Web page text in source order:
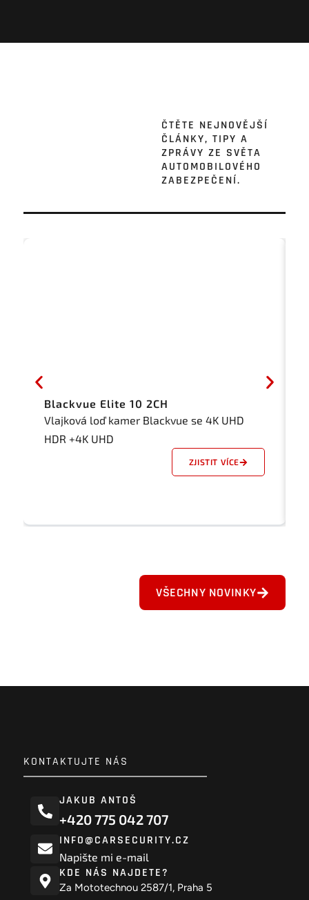
ČTĚTE NEJNOVĚJŠÍ
ČLÁNKY, TIPY A
ZPRÁVY ZE SVĚTA
AUTOMOBILOVÉHO
ZABEZPEČENÍ.
Blackvue Elite 10 2CH
Vlajková loď kamer Blackvue se 4K UHD
HDR +4K UHD
ZJISTIT VÍCE
VŠECHNY NOVINKY
KONTAKTUJTE NÁS
JAKUB ANTOŠ
+420 775 042 707
INFO@CARSECURITY.CZ
Napište mi e-mail
KDE NÁS NAJDETE?
Za Mototechnou 2587/1, Praha 5